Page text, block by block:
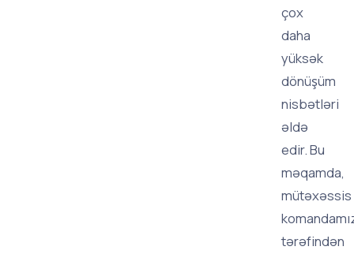
çox
daha
yüksək
dönüşüm
nisbətləri
əldə
edir. Bu
məqamda,
mütəxəssis
tərəfindən